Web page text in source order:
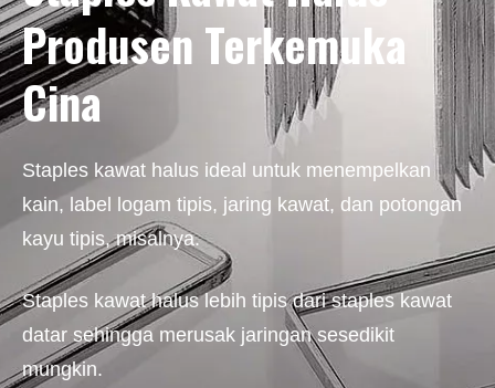
Produsen Terkemuka
Cina
Staples kawat halus ideal untuk menempelkan
kain, label logam tipis, jaring kawat, dan potongan
kayu tipis, misalnya.
Staples kawat halus lebih tipis dari staples kawat
datar sehingga merusak jaringan sesedikit
mungkin.